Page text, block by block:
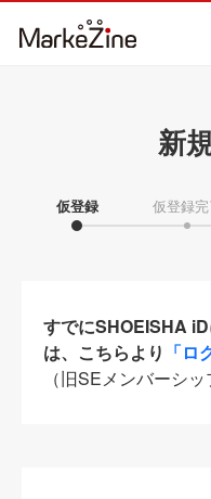
新
仮登録 仮登録完
すでにSHOEISHA
は、こちらより 「ロ
（旧SEメンバーシ